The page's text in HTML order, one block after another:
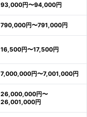
93,000円〜94,000円
790,000円〜791,000円
16,500円〜17,500円
7,000,000円〜7,001,000円
26,000,000円〜
26,001,000円